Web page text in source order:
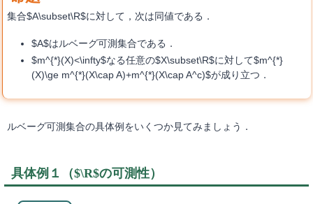
集合$A\subset\R$に対して，次は同値である．
$A$はルベーグ可測集合である．
$m^{*}(X)<\infty$なる任意の$X\subset\R$に対して$m^{*}
(X)\ge m^{*}(X\cap A)+m^{*}(X\cap A^c)$が成り立つ．
ルベーグ可測集合の具体例をいくつか見てみましょう．
具体例１（$\R$の可測性）